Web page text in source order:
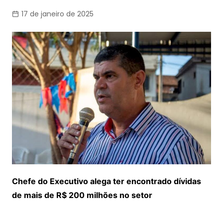
17 de janeiro de 2025
Chefe do Executivo alega ter encontrado dívidas
de mais de R$ 200 milhões no setor